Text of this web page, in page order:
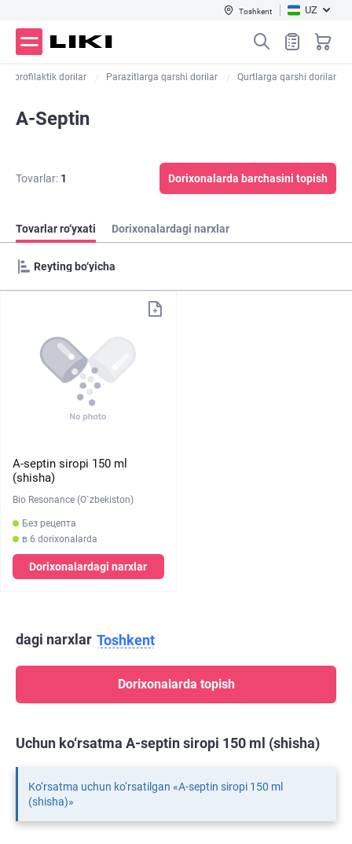
Toshkent UZ
profilaktik dorilar Parazitlarga qarshi dorilar Qurtlarga qarshi dorilar
A-Septin
Tovarlar: 1 Dorixonalarda barchasini topish
Tovarlar ro‘yxati Dorixonalardagi narxlar
A-septin siropi 150 ml
(shisha)
Bio Resonance (O`zbekiston)
Без рецепта
в 6 dorixonalarda
Dorixonalardagi narxlar
dagi narxlar Toshkent
Dorixonalarda topish
Uchun ko‘rsatma A-septin siropi 150 ml (shisha)
Ko‘rsatma uchun ko‘rsatilgan «A-septin siropi 150 ml
(shisha)»